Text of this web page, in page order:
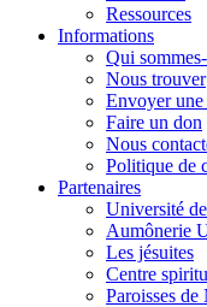
Ressources
Informations
Qui
Nous trouver
Envoyer
Faire un don
Nous
Politique de
Partenaires
Université
Aumônerie
Les jésuites
Centre
Paroisses de